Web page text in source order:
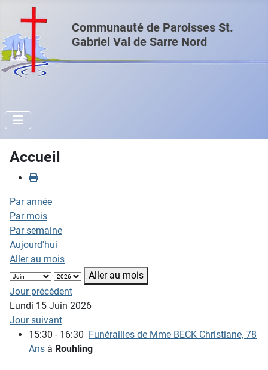
Communauté de Paroisses St.
Gabriel Val de Sarre Nord
Accueil
Par année
Par mois
Par semaine
Aujourd'hui
Aller au mois
Aller au mois
Jour précédent
Lundi 15 Juin 2026
Jour suivant
15:30 - 16:30 Funérailles de Mme BECK Christiane, 78
Ans à Rouhling